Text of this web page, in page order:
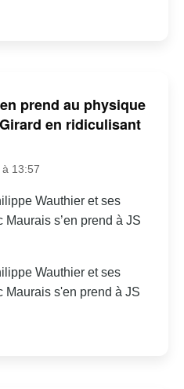
prend au physique
en ridiculisant
13:57
Wauthier et ses
s’en prend à JS
Wauthier et ses
Maurais s'en prend à JS